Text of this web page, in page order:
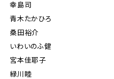
幸島司
青木たかひろ
桑田裕介
いわいのふ健
宮本佳耶子
緑川睦